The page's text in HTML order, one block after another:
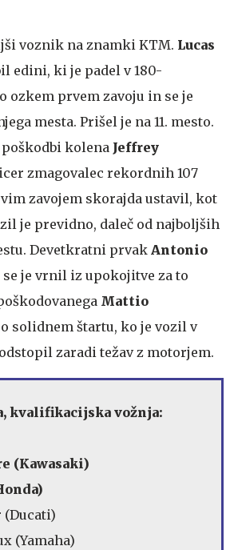
voznik na znamki KTM. Lucas
edini, ki je padel v 180-
ozkem prvem zavoju in se je
mesta. Prišel je na 11. mesto.
kolena Jeffrey
zmagovalec rekordnih 107
zavojem skorajda ustavil, kot
je previdno, daleč od najboljših
Devetkratni prvak Antonio
se je vrnil iz upokojitve za to
Mattio
solidnem štartu, ko je vozil v
zaradi težav z motorjem.
kvalifikacijska vožnja:
(Kawasaki)
(Ducati)
(Yamaha)